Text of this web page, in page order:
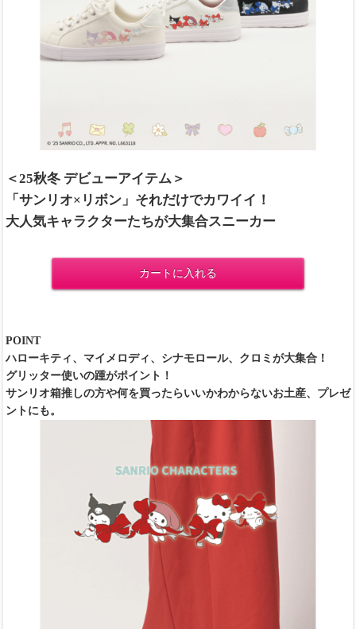
＜25秋冬 デビューアイテム＞
「サンリオ×リボン」それだけでカワイイ！
大人気キャラクターたちが大集合スニーカー
カートに入れる
POINT
ハローキティ、マイメロディ、シナモロール、クロミが大集合！
グリッター使いの踵がポイント！
サンリオ箱推しの方や何を買ったらいいかわからないお土産、プレゼ
ントにも。